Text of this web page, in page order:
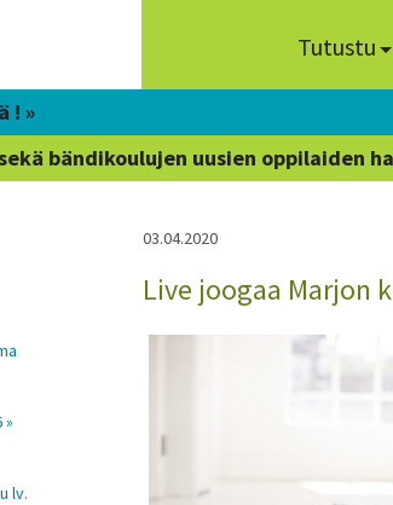
Tutustu
! »
bändikoulujen uusien oppilaiden
03.04.2020
Live joogaa Marjon
»
lv.